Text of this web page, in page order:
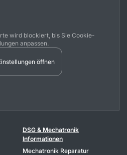
wird blockiert, bis Sie Cookie-
anpassen.
öffnen
DSG & Mechatronik
Informationen
Mechatronik Reparatur